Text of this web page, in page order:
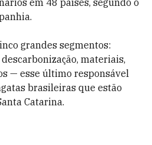
em 48 países, segundo o
grandes segmentos:
materiais,
— esse último responsável
brasileiras que estão
Catarina.